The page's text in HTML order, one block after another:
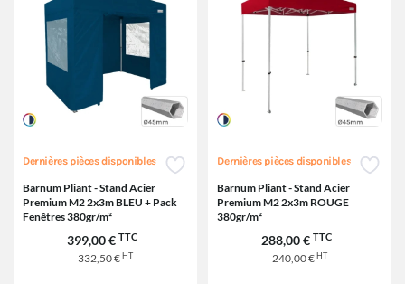
Dernières pièces disponibles
Barnum Pliant - Stand Acier
Premium M2 2x3m BLEU + Pack
Fenêtres 380gr/m²
399,00 € TTC
332,50 €HT
Dernières pièces disponibles
Barnum Pliant - Stand Acier
Premium M2 2x3m ROUGE
380gr/m²
288,00 € TTC
240,00 €HT